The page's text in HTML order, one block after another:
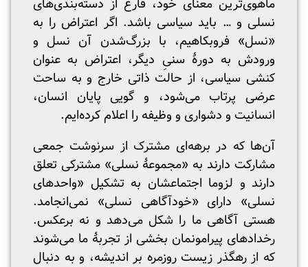
ماهوی‌ترین معنای خود، فارغ از دسته‌بندی‌های
نسلی و … باید سیاسی باشد. اگر اعتراض را به
«نسل» فروبکاهیم، با بزرگ‌شدن آن نسل و
ورودش به دورۀ سنیِ دیگر، اعتراض به عنوان
کنشی سیاسی، از حالت ذاتی خارج و به ساحت
عرضی پرتاب می‌شود، و گویی پایان انسان،
انسانیت و دشواری و وظیفه را اعلام کرده‌ایم.
آن‌ها که در برهه‌ای مشترک از سرنوشت جمعی
مشارکت دارند به «مجموعۀ نسلی» مشترکی تعلق
دارند و لزوما اجتماعشان به تشکیل «واحدهای
نسلی» دارای «خودآگاهی نسلی» نمی‌انجامد.
هستی آگاهی ما را شکل می‌دهد و نه برعکس.
رخدادهای پیرامونمان بخشی از تجربۀ ما می‌شوند
که از رهگذر زیست روزمره بر اندیشه، و به دنبال